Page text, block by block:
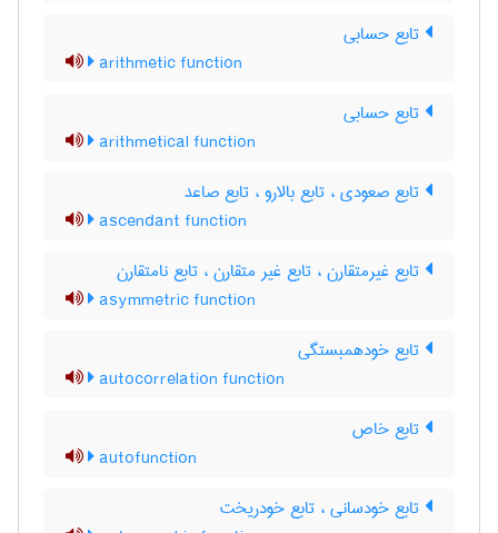
تابع حسابی
arithmetic function
تابع حسابی
arithmetical function
تابع صعودی ، تابع بالارو ، تابع صاعد
ascendant function
تابع غیرمتقارن ، تابع غیر متقارن ، تابع نامتقارن
asymmetric function
تابع خودهمبستگی
autocorrelation function
تابع خاص
autofunction
تابع خودسانی ، تابع خودریخت